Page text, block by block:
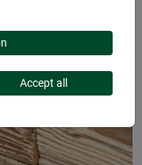
Accept all